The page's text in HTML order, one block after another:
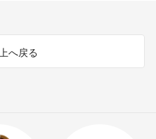
へ戻る